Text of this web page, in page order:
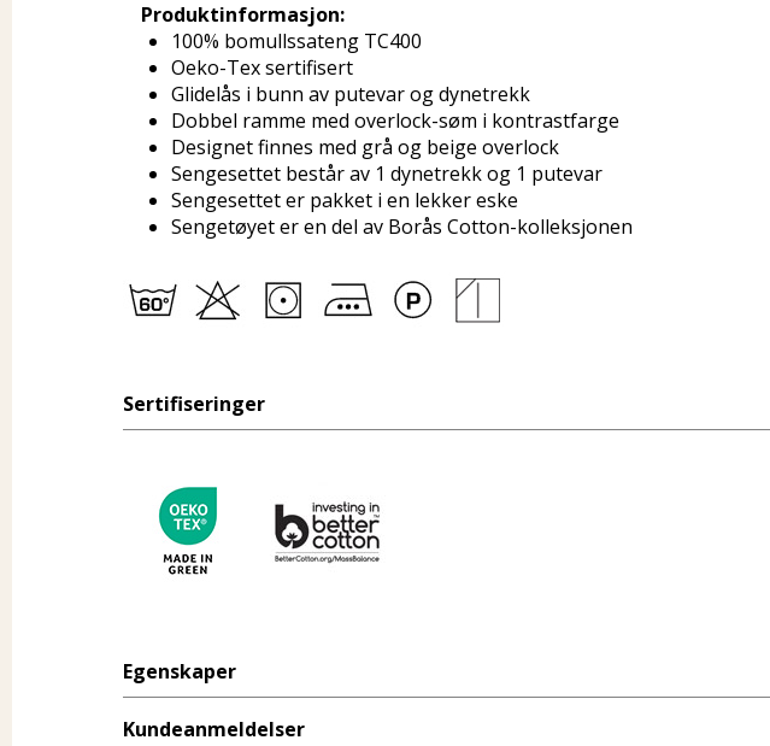
Produktinformasjon:
100% bomullssateng TC400
Oeko-Tex sertifisert
Glidelås i bunn av putevar og dynetrekk
Dobbel ramme med overlock-søm i kontrastfarge
Designet finnes med grå og beige overlock
Sengesettet består av 1 dynetrekk og 1 putevar
Sengesettet er pakket i en lekker eske
Sengetøyet er en del av Borås Cotton-kolleksjonen
Sertifiseringer
Egenskaper
Kundeanmeldelser